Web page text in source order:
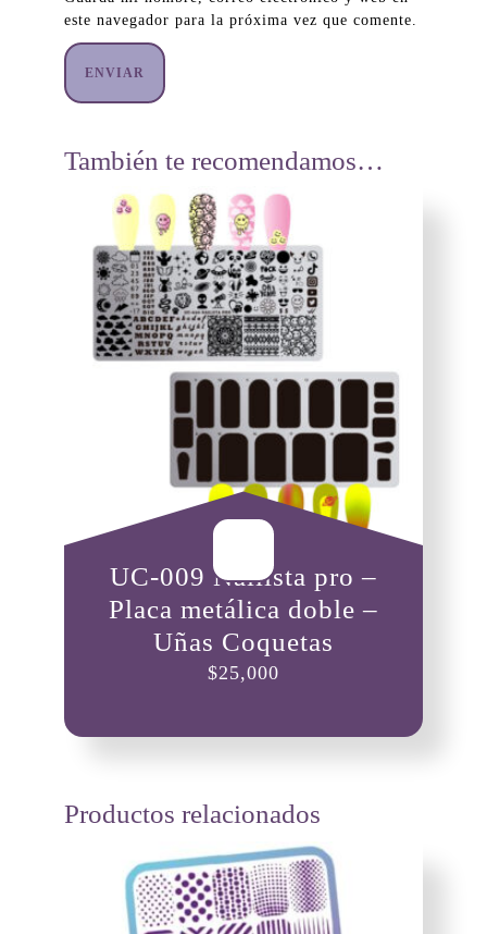
este navegador para la próxima vez que comente.
También te recomendamos…
UC-009 Nailista pro –
Placa metálica doble –
Uñas Coquetas
$25,000
Productos relacionados